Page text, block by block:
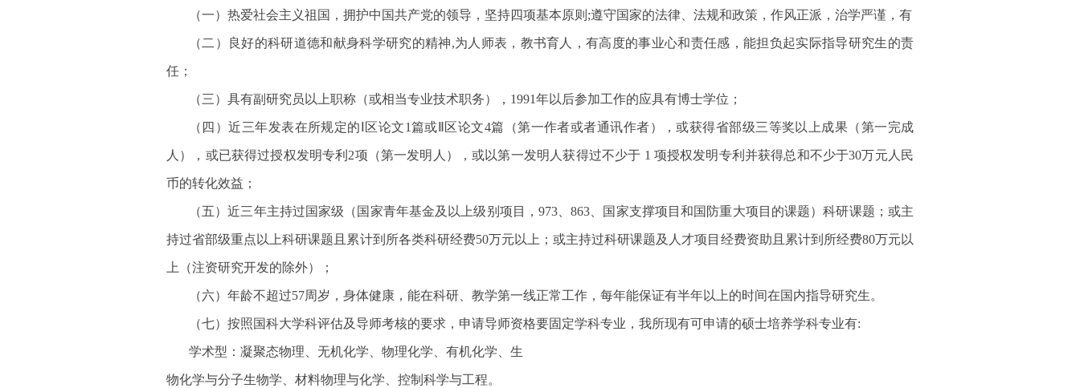
（一）热爱社会主义祖国，拥护中国共产党的领导，坚持四项基本原则;遵守国家的法律、法规和政策，作风正派，治学严谨，有
（二）良好的科研道德和献身科学研究的精神,为人师表，教书育人，有高度的事业心和责任感，能担负起实际指导研究生的责
任；
（三）具有副研究员以上职称（或相当专业技术职务），1991年以后参加工作的应具有博士学位；
（四）近三年发表在所规定的Ⅰ区论文1篇或Ⅱ区论文4篇（第一作者或者通讯作者），或获得省部级三等奖以上成果（第一完成
人），或已获得过授权发明专利2项（第一发明人），或以第一发明人获得过不少于 1 项授权发明专利并获得总和不少于30万元人民
币的转化效益；
（五）近三年主持过国家级（国家青年基金及以上级别项目，973、863、国家支撑项目和国防重大项目的课题）科研课题；或主
持过省部级重点以上科研课题且累计到所各类科研经费50万元以上；或主持过科研课题及人才项目经费资助且累计到所经费80万元以
上（注资研究开发的除外）；
（六）年龄不超过57周岁，身体健康，能在科研、教学第一线正常工作，每年能保证有半年以上的时间在国内指导研究生。
（七）按照国科大学科评估及导师考核的要求，申请导师资格要固定学科专业，我所现有可申请的硕士培养学科专业有:
学术型：凝聚态物理、无机化学、物理化学、有机化学、生
物化学与分子生物学、材料物理与化学、控制科学与工程。